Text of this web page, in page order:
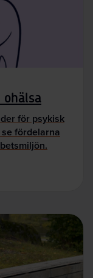
ohälsa
för psykisk
fördelarna